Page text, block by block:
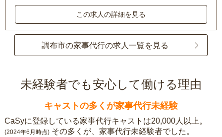
この求人の詳細を見る
調布市の家事代行の求人一覧を見る
未経験者でも安心して働ける理由
キャストの多くが家事代行未経験
CaSyに登録している家事代行キャストは20,000人以上。
(2024年6月時点) その多くが、家事代行未経験者でした。